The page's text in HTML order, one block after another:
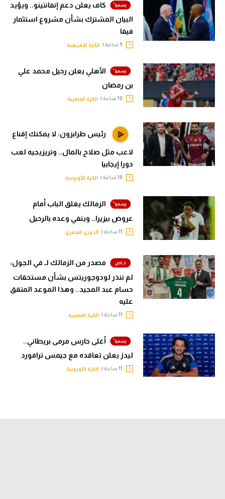
كاف يعلن دعم إنفانتينو.. ويؤيد
البيان المشترك بشأن مشروع استثمار
فيفا
الكرة الإفريقية
الأهلي يعلن رحيل محمد علي
بن رمضان
الكرة المصرية
رئيس طرابزون: لا يمكنك إقناع
لاعب مثل صلاح بالمال.. وتريزيجيه لعب
دورا إيجابيا
الكرة الأوروبية
الزمالك يغلق الباب أمام
عروض بيزيرا.. وينفي وعده بالرحيل
الدوري المصري
مصدر من الزمالك لـ في الجول:
لم ننذر لودوجوريتس بشأن مستحقات
حسام عبد المجيد.. وهذا الموعد المتفق
عليه
الكرة المصرية
أغلى حارس مرمى بريطاني..
ليدز يعلن تعاقده مع جيمس ترافورد
الكرة الأوروبية